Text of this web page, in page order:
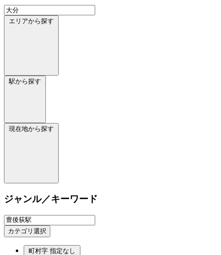
エリアから探す
駅から探す
現在地から探す
ジャンル／キーワード
カテゴリ選択
町村字 指定なし